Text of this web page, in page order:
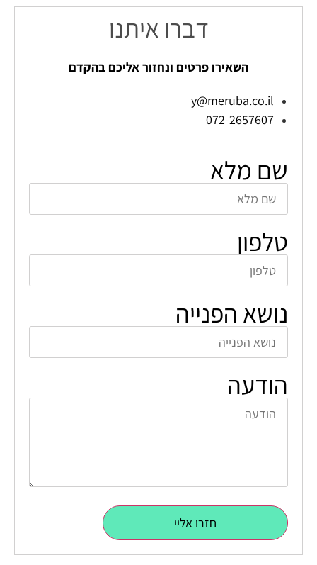
דברו איתנו
השאירו פרטים ונחזור אליכם בהקדם
y@meruba.co.il
072-2657607
שם מלא
טלפון
נושא הפנייה
הודעה
חזרו אליי